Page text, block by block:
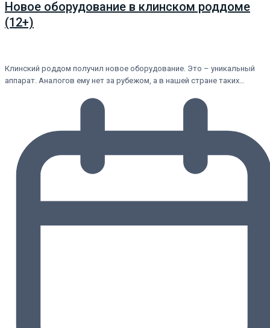
Новое оборудование в клинском роддоме
(12+)
Клинский роддом получил новое оборудование. Это – уникальный
аппарат. Аналогов ему нет за рубежом, а в нашей стране таких…